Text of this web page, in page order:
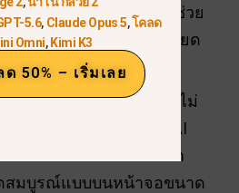
หรือ CapCut desktop ช่วย
ล์ Seedance ความละเอียด
ละอัปสเกลเป็น 4K ได้.
:เครื่องอัปสเกลสมัยใหม่ไม่
ยวิดีโอเท่านั้น แต่ยังใช้ AI
ที่ขาดหายไป ทำให้ใบหน้า
สมบูรณ์แบบบนหน้าจอขนาด
5.6, Claude Opus 5,โคลด
Omni,Kimi K3
50% – เริ่มเลย